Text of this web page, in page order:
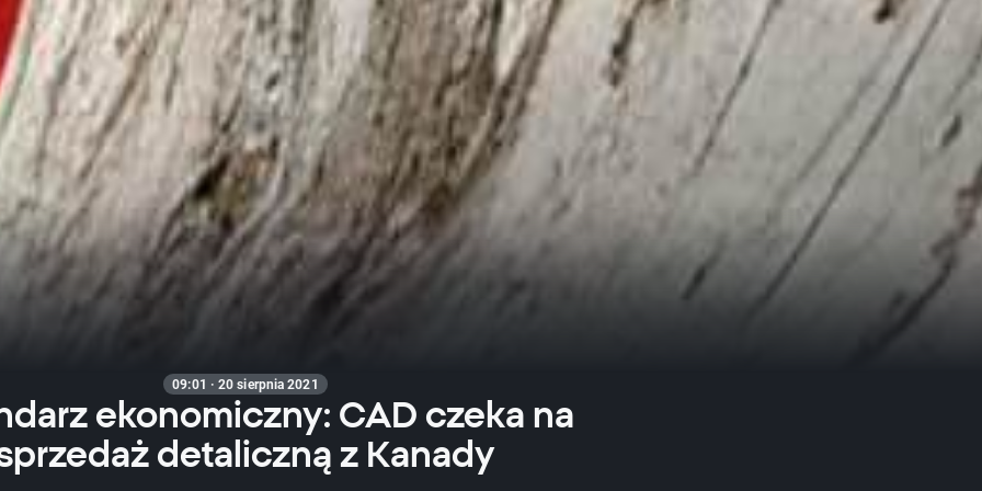
09:01 · 20 sierpnia 2021
ekonomiczny: CAD czeka na
detaliczną z Kanady